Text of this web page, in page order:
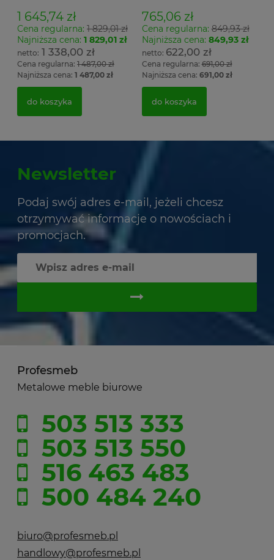
1 645,74 zł
Cena regularna: 1 829,01 zł
Najniższa cena: 1 829,01 zł
1 338,00 zł
Cena regularna: 1 487,00 zł
Najniższa cena: 1 487,00 zł
do koszyka
765,06 zł
Cena regularna:849,93 zł
Najniższa cena: 849,93 zł
622,00 zł
Cena regularna:691,00 zł
Najniższa cena: 691,00 zł
do koszyka
Newsletter
Podaj swój adres e-mail, jeżeli chcesz
otrzymywać informacje o nowościach i
promocjach.
Profesmeb
Metalowe meble biurowe
503 513 333
503 513 550
516 463 483
500 484 240
biuro@profesmeb.pl
handlowy@profesmeb.pl